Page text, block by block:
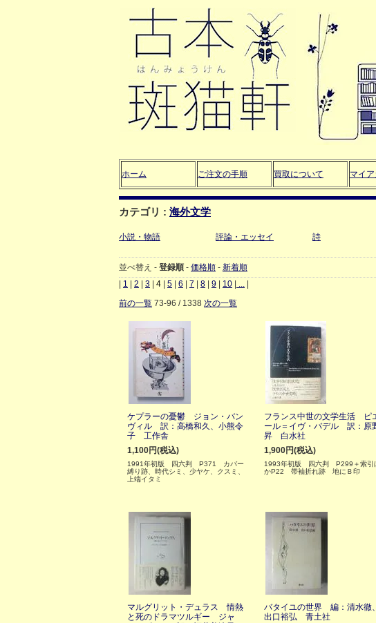
ホーム ご注文の手順 買取について マイア
カテゴリ : 海外文学
小説・物語 評論・エッセイ 詩
並べ替え - 登録順 - 価格順 - 新着順
1 2 3 4 5 6 7 8 9 10 ...
前の一覧 73-96 / 1338 次の一覧
ケプラーの憂鬱 ジョン・バン
ヴィル 訳：高橋和久、小熊令
子 工作舎
1,100円(税込)
1991年初版 四六判 P371 カバー
縛り跡、時代シミ、少ヤケ、クスミ、
上端イタミ
フランス中世の文学生活 ピ
ール＝イヴ・バデル 訳：原
昇 白水社
1,900円(税込)
1993年初版 四六判 P299＋索引
かP22 帯袖折れ跡 地にＢ印
マルグリット・デュラス 情熱
と死のドラマツルギー ジャ
バタイユの世界 編：清水徹、
出口裕弘 青土社